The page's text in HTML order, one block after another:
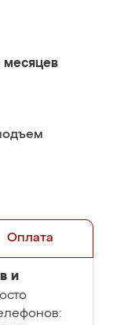
месяцев
Оплата
и